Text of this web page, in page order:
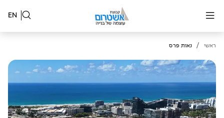
EN
ראשי / נאות פרס